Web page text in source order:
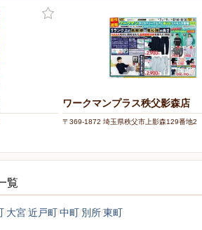
ワークマンプラス秩父影森店
〒369-1872 埼玉県秩父市上影森129番地2
覧
大宮近戸町中町 別所東町